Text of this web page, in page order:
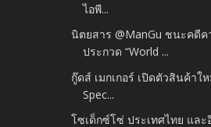
ไอพี...
นิตยสาร @ManGu ชนะคดี
ประกวด “World ...
กู๊ดส์ เมกเกอร์ เปิดตัวสินค้าใ
Spec...
โซเด็กซ์โซ่ ประเทศไทย และ